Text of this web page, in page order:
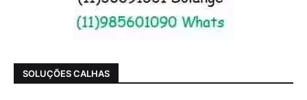
SOLUÇÕES CALHAS